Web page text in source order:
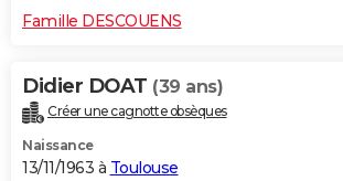
Famille DESCOUENS
Didier DOAT (39 ans)
Créer une cagnotte obsèques
Naissance
13/11/1963 à Toulouse